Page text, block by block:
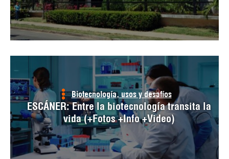
Biotecnología, usos y desafíos
ESCÁNER: Entre la biotecnología transita la
vida (+Fotos +Info +Video)